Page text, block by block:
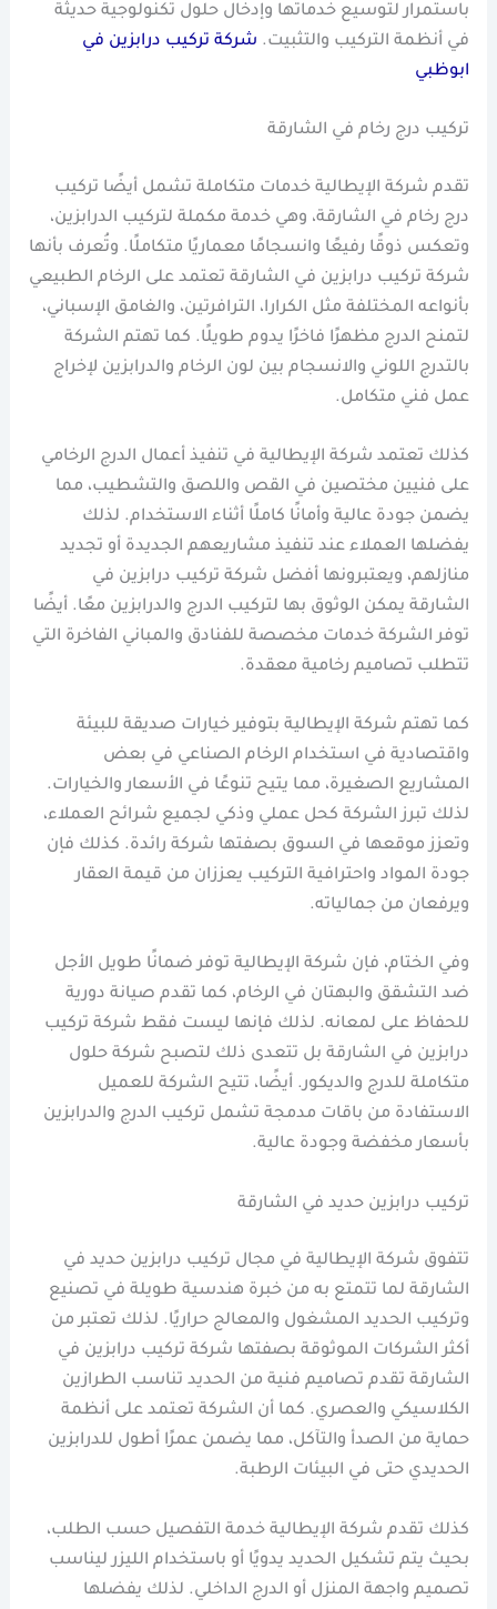
باستمرار لتوسيع خدماتها وإدخال حلول تكنولوجية حديثة
في أنظمة التركيب والتثبيت. شركة تركيب درابزين في
ابوظبي
تركيب درج رخام في الشارقة
تقدم شركة الإيطالية خدمات متكاملة تشمل أيضًا تركيب
درج رخام في الشارقة، وهي خدمة مكملة لتركيب الدرابزين،
وتعكس ذوقًا رفيعًا وانسجامًا معماريًا متكاملًا. وتُعرف بأنها
شركة تركيب درابزين في الشارقة تعتمد على الرخام الطبيعي
بأنواعه المختلفة مثل الكرارا، الترافرتين، والغامق الإسباني،
لتمنح الدرج مظهرًا فاخرًا يدوم طويلًا. كما تهتم الشركة
بالتدرج اللوني والانسجام بين لون الرخام والدرابزين لإخراج
عمل فني متكامل.
كذلك تعتمد شركة الإيطالية في تنفيذ أعمال الدرج الرخامي
على فنيين مختصين في القص واللصق والتشطيب، مما
يضمن جودة عالية وأمانًا كاملًا أثناء الاستخدام. لذلك
يفضلها العملاء عند تنفيذ مشاريعهم الجديدة أو تجديد
منازلهم، ويعتبرونها أفضل شركة تركيب درابزين في
الشارقة يمكن الوثوق بها لتركيب الدرج والدرابزين معًا. أيضًا
توفر الشركة خدمات مخصصة للفنادق والمباني الفاخرة التي
تتطلب تصاميم رخامية معقدة.
كما تهتم شركة الإيطالية بتوفير خيارات صديقة للبيئة
واقتصادية في استخدام الرخام الصناعي في بعض
المشاريع الصغيرة، مما يتيح تنوعًا في الأسعار والخيارات.
لذلك تبرز الشركة كحل عملي وذكي لجميع شرائح العملاء،
وتعزز موقعها في السوق بصفتها شركة رائدة. كذلك فإن
جودة المواد واحترافية التركيب يعززان من قيمة العقار
ويرفعان من جمالياته.
وفي الختام، فإن شركة الإيطالية توفر ضمانًا طويل الأجل
ضد التشقق والبهتان في الرخام، كما تقدم صيانة دورية
للحفاظ على لمعانه. لذلك فإنها ليست فقط شركة تركيب
درابزين في الشارقة بل تتعدى ذلك لتصبح شركة حلول
متكاملة للدرج والديكور. أيضًا، تتيح الشركة للعميل
الاستفادة من باقات مدمجة تشمل تركيب الدرج والدرابزين
بأسعار مخفضة وجودة عالية.
تركيب درابزين حديد في الشارقة
تتفوق شركة الإيطالية في مجال تركيب درابزين حديد في
الشارقة لما تتمتع به من خبرة هندسية طويلة في تصنيع
وتركيب الحديد المشغول والمعالج حراريًا. لذلك تعتبر من
أكثر الشركات الموثوقة بصفتها شركة تركيب درابزين في
الشارقة تقدم تصاميم فنية من الحديد تناسب الطرازين
الكلاسيكي والعصري. كما أن الشركة تعتمد على أنظمة
حماية من الصدأ والتآكل، مما يضمن عمرًا أطول للدرابزين
الحديدي حتى في البيئات الرطبة.
كذلك تقدم شركة الإيطالية خدمة التفصيل حسب الطلب،
بحيث يتم تشكيل الحديد يدويًا أو باستخدام الليزر ليناسب
تصميم واجهة المنزل أو الدرج الداخلي. لذلك يفضلها